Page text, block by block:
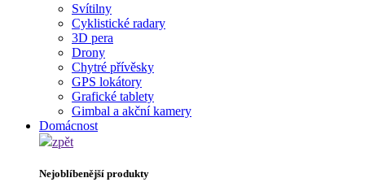
Svítilny
Cyklistické radary
3D pera
Drony
Chytré přívěsky
GPS lokátory
Grafické tablety
Gimbal a akční kamery
Domácnost
zpět
Nejoblíbenější produkty